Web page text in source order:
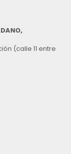
(calle 11 entre